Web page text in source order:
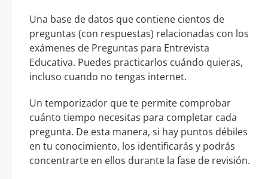
Una base de datos que contiene cientos de
preguntas (con respuestas) relacionadas con los
exámenes de Preguntas para Entrevista
Educativa. Puedes practicarlos cuándo quieras,
incluso cuando no tengas internet.
Un temporizador que te permite comprobar
cuánto tiempo necesitas para completar cada
pregunta. De esta manera, si hay puntos débiles
en tu conocimiento, los identificarás y podrás
concentrarte en ellos durante la fase de revisión.